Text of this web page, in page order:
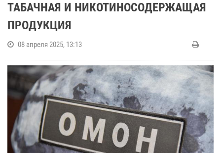
ТАБАЧНАЯ И НИКОТИНОСОДЕРЖАЩАЯ
ПРОДУКЦИЯ
08 апреля 2025, 13:13